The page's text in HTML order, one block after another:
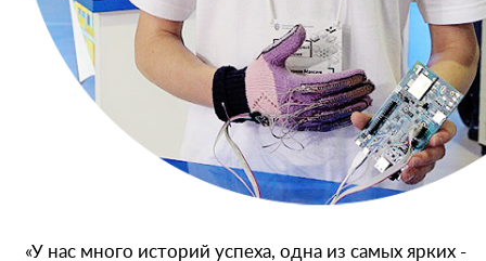
«У нас много историй успеха, одна из самых ярких -